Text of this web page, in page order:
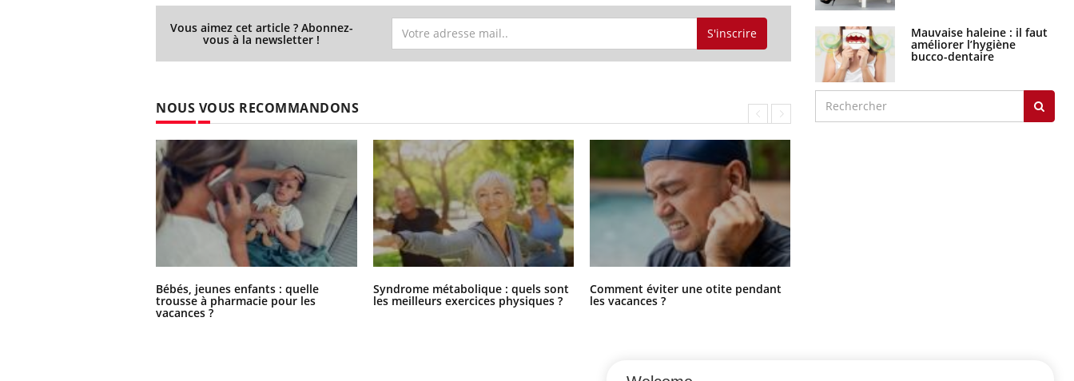
Vous aimez cet article ? Abonnez-
vous à la newsletter ! S'inscrire
NOUS VOUS RECOMMANDONS
Bébés, jeunes enfants : quelle
trousse à pharmacie pour les
vacances ?
Syndrome métabolique : quels sont
les meilleurs exercices physiques ?
Comment éviter une otite pendant
les vacances ?
Mauvaise haleine : il faut
améliorer l’hygiène
bucco-dentaire